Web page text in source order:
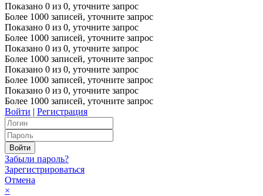
Показано 0 из 0, уточните запрос
Более 1000 записей, уточните запрос
Показано 0 из 0, уточните запрос
Более 1000 записей, уточните запрос
Показано 0 из 0, уточните запрос
Более 1000 записей, уточните запрос
Показано 0 из 0, уточните запрос
Более 1000 записей, уточните запрос
Показано 0 из 0, уточните запрос
Более 1000 записей, уточните запрос
Войти | Регистрация
Забыли пароль?
Зарегистрироваться
Отмена
×